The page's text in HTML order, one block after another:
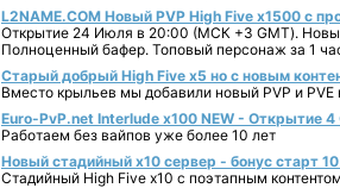
L2NAME.COM Новый PVP High Five x1500 с
Открытие 24 Июля в 20:00 (МСК +3 GMT).
Полноценный бафер. Топовый персонаж за 1
Старый добрый High Five x5 но с новым
Вместо крыльев мы добавили новый PVP и PVE
Euro-PvP.net Interlude х100 NEW - Открытие 4
Работаем без вайпов уже более 10 лет
Новый стадийный х10 сервер - бонус старт
Стадийный High Five x10 с поэтапным